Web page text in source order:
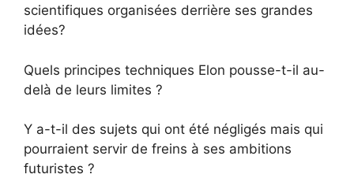
scientifiques organisées derrière ses grandes
idées?
Quels principes techniques Elon pousse-t-il au-
delà de leurs limites ?
Y a-t-il des sujets qui ont été négligés mais qui
pourraient servir de freins à ses ambitions
futuristes ?